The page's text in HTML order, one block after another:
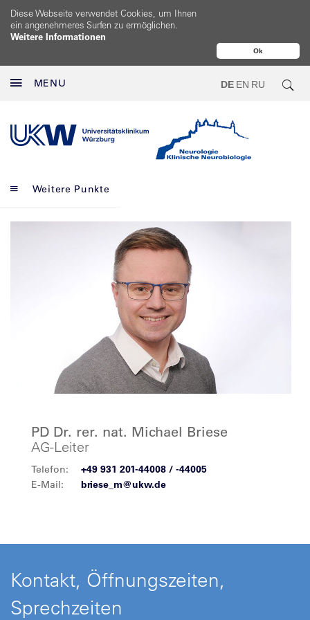
Ok
Diese Webseite verwendet Cookies, um Ihnen
ein angenehmeres Surfen zu ermöglichen.
Weitere Informationen
MENU DE EN RU
Weitere Punkte
PD Dr. rer. nat. Michael Briese
AG-Leiter
Telefon:
+49 931 201-44008 / -44005
E-Mail:
briese_m@ukw.de
Kontakt, Öffnungszeiten,
Sprechzeiten